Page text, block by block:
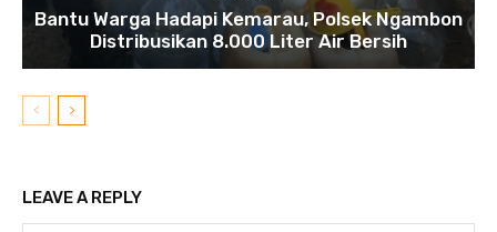
Bantu Warga Hadapi Kemarau, Polsek Ngambon
Distribusikan 8.000 Liter Air Bersih
LEAVE A REPLY